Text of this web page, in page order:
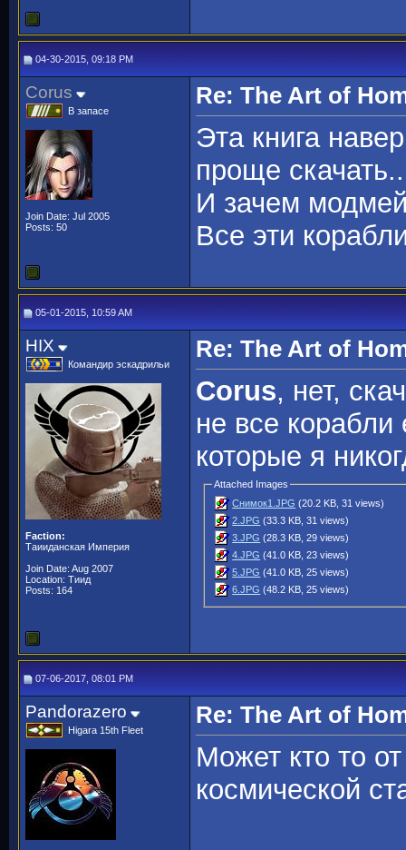
04-30-2015, 09:18 PM
Corus
В запасе
Join Date: Jul 2005
Posts: 50
Re: The Art of
Эта книга
проще скачать..
И зачем
Все эти
05-01-2015, 10:59 AM
HIX
Командир эскадрильи
Faction:
Таииданская Империя
Join Date: Aug 2007
Location: Тиид
Posts: 164
Re: The Art of
Corus, нет,
не все корабли
которые я
Attached Images
Снимок1.JPG (20.2 KB, 31 views)
2.JPG (33.3 KB, 31 views)
3.JPG (28.3 KB, 29 views)
4.JPG (41.0 KB, 23 views)
5.JPG (41.0 KB, 25 views)
6.JPG (48.2 KB, 25 views)
07-06-2017, 08:01 PM
Pandorazero
Higara 15th Fleet
Re: The Art of
Может кто то
космической